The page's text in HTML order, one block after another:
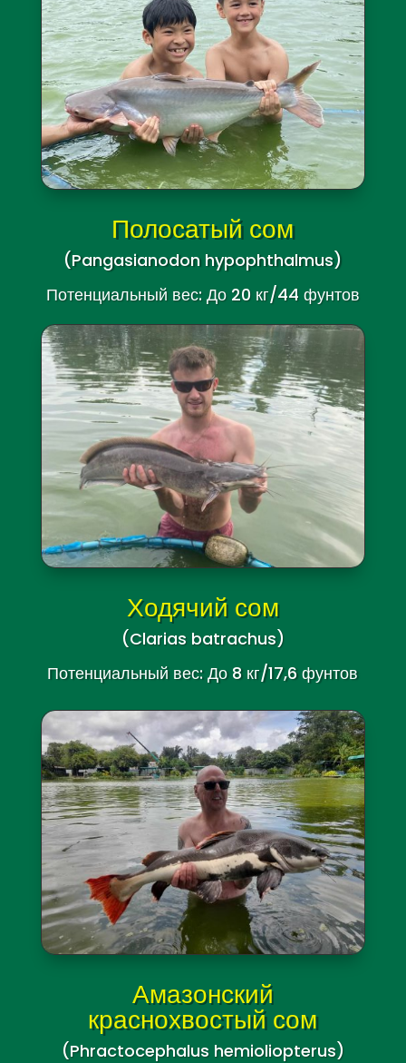
Полосатый сом
(Pangasianodon hypophthalmus)
Потенциальный вес: До 20 кг/44 фунтов
Ходячий сом
(Clarias batrachus)
Потенциальный вес: До 8 кг/17,6 фунтов
Амазонский
краснохвостый сом
(Phractocephalus hemioliopterus)